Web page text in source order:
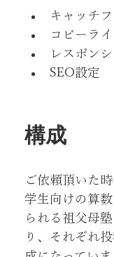
キャッチ
コピーラ
レスポン
SEO設定
構成
ご依頼頂いた
学生向けの算
られる祖父母
り、それぞれ